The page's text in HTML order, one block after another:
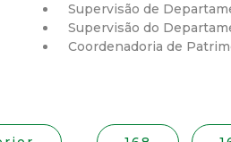
c
p
Supervisão de
Supervisão do
Coordenadoria de